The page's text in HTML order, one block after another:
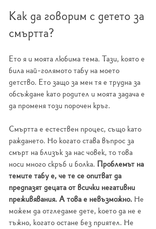
Как да говорим с детето за
смъртта?
Ето я и моята любима тема. Тази, която е
била най-голямото табу на моето
детство. Ето защо за мен тя е трудна за
обсъждане като родител и моята задача е
да променя този порочен кръг.
Смъртта е естествен процес, също като
раждането. Но когато става въпрос за
смърт на близък за нас човек, то това
носи много скръб и болка. Проблемът на
темите табу е, че те се опитват да
предпазят децата от всички негативни
преживявания. А това е невъзможно. Не
можем да отгледаме дете, което да не е
тъжно, когато остане без приятел. Не